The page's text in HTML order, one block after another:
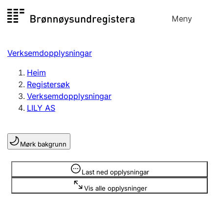
til
Meny
Registersøk
Aksjeselskap
Enkeltpersonføretak
Registrere, endre, slette
Lag og foreining
Registrere, endre, slette
Verksemdopplysningar
Heim
Registersøk
Verksemdopplysningar
LILY AS
Mørk bakgrunn
Last ned opplysningar
Vis alle opplysninger
Opplysninger er skjult